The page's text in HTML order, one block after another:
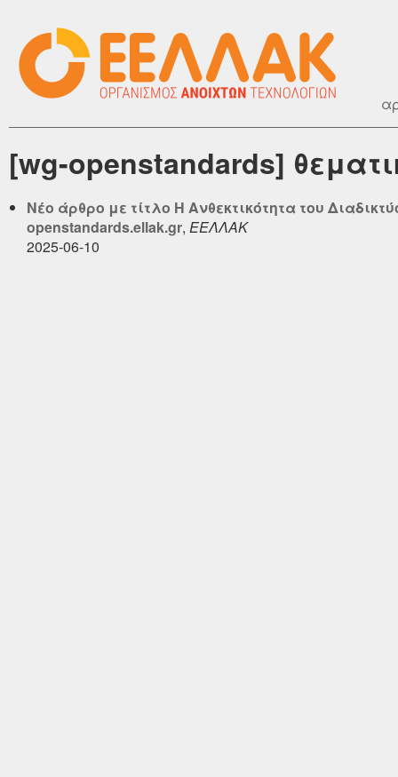
[wg-openstandards]
Νέο άρθρο με τίτλο Η Ανθεκτικότητα του
openstandards.ellak.gr, ΕΕΛΛΑΚ
2025-06-10